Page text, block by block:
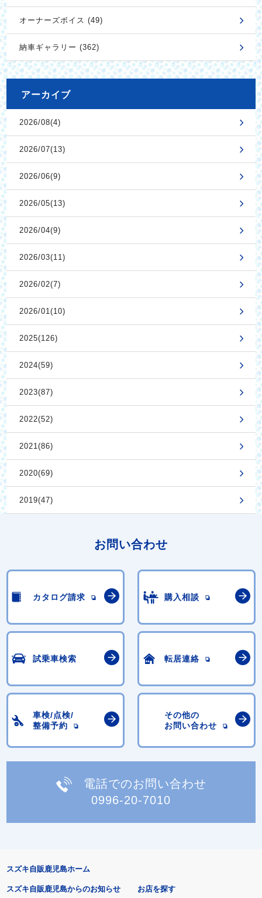
オーナーズボイス (49)
納車ギャラリー (362)
アーカイブ
2026/08(4)
2026/07(13)
2026/06(9)
2026/05(13)
2026/04(9)
2026/03(11)
2026/02(7)
2026/01(10)
2025(126)
2024(59)
2023(87)
2022(52)
2021(86)
2020(69)
2019(47)
お問い合わせ
カタログ請求 購入相談
試乗車検索 転居連絡
車検/点検/
整備予約
その他の
お問い合わせ
電話でのお問い合わせ
0996-20-7010
スズキ自販鹿児島ホーム
スズキ自販鹿児島からのお知らせ お店を探す